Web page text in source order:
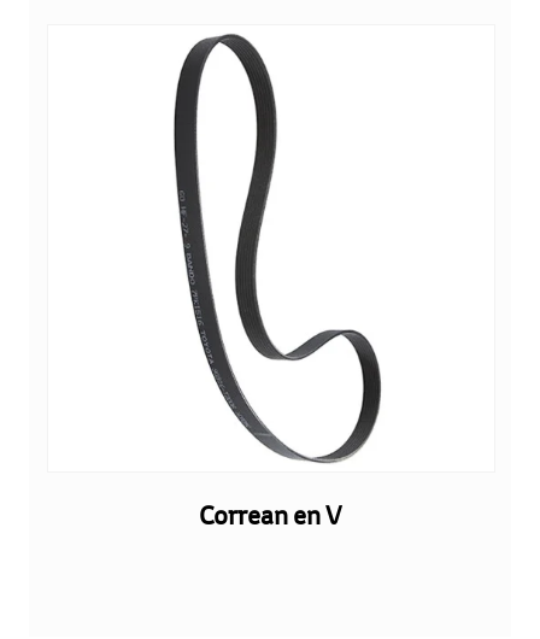
Correan en V